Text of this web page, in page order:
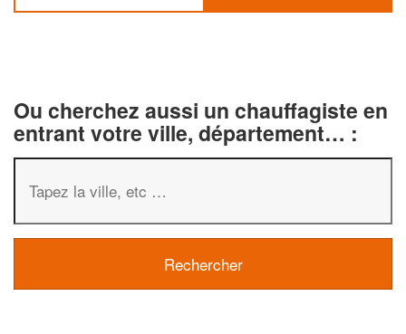
Ou cherchez aussi un chauffagiste en
entrant votre ville, département… :